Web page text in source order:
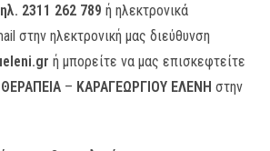
2311 262 789 ή ηλεκτρονικά
στην ηλεκτρονική μας διεύθυνση
ή μπορείτε να μας επισκεφτείτε
– ΚΑΡΑΓΕΩΡΓΙΟΥ ΕΛΕΝΗ στην